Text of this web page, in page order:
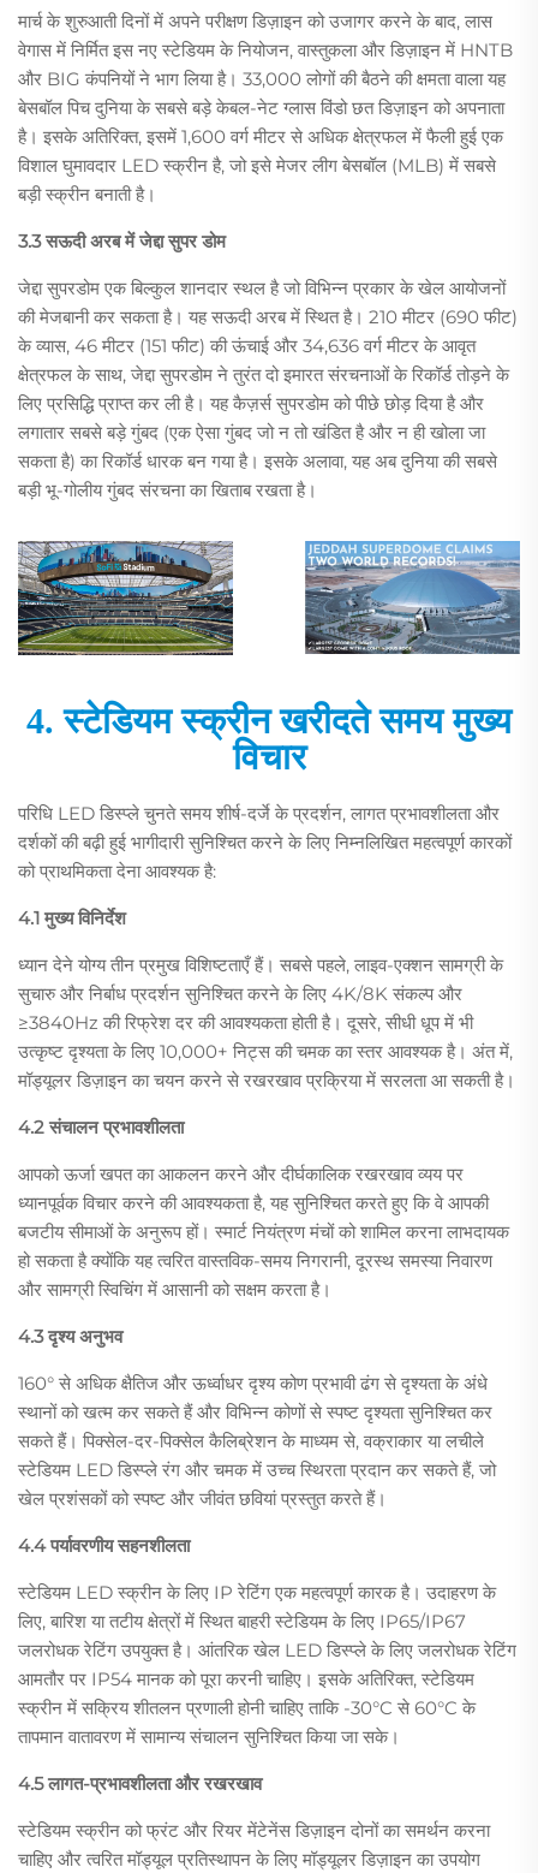
मार्च के शुरुआती दिनों में अपने परीक्षण डिज़ाइन को उजागर करने के बाद, लास
वेगास में निर्मित इस नए स्टेडियम के नियोजन, वास्तुकला और डिज़ाइन में HNTB
और BIG कंपनियों ने भाग लिया है। 33,000 लोगों की बैठने की क्षमता वाला यह
बेसबॉल पिच दुनिया के सबसे बड़े केबल-नेट ग्लास विंडो छत डिज़ाइन को अपनाता
है। इसके अतिरिक्त, इसमें 1,600 वर्ग मीटर से अधिक क्षेत्रफल में फैली हुई एक
विशाल घुमावदार LED स्क्रीन है, जो इसे मेजर लीग बेसबॉल (MLB) में सबसे
बड़ी स्क्रीन बनाती है।
3.3 सऊदी अरब में जेद्दा सुपर डोम
जेद्दा सुपरडोम एक बिल्कुल शानदार स्थल है जो विभिन्न प्रकार के खेल आयोजनों
की मेजबानी कर सकता है। यह सऊदी अरब में स्थित है। 210 मीटर (690 फीट)
के व्यास, 46 मीटर (151 फीट) की ऊंचाई और 34,636 वर्ग मीटर के आवृत
क्षेत्रफल के साथ, जेद्दा सुपरडोम ने तुरंत दो इमारत संरचनाओं के रिकॉर्ड तोड़ने के
लिए प्रसिद्धि प्राप्त कर ली है। यह कैज़र्स सुपरडोम को पीछे छोड़ दिया है और
लगातार सबसे बड़े गुंबद (एक ऐसा गुंबद जो न तो खंडित है और न ही खोला जा
सकता है) का रिकॉर्ड धारक बन गया है। इसके अलावा, यह अब दुनिया की सबसे
बड़ी भू-गोलीय गुंबद संरचना का खिताब रखता है।
4. स्टेडियम स्क्रीन खरीदते समय मुख्य
विचार
परिधि LED डिस्प्ले चुनते समय शीर्ष-दर्जे के प्रदर्शन, लागत प्रभावशीलता और
दर्शकों की बढ़ी हुई भागीदारी सुनिश्चित करने के लिए निम्नलिखित महत्वपूर्ण कारकों
को प्राथमिकता देना आवश्यक है:
4.1 मुख्य विनिर्देश
ध्यान देने योग्य तीन प्रमुख विशिष्टताएँ हैं। सबसे पहले, लाइव-एक्शन सामग्री के
सुचारु और निर्बाध प्रदर्शन सुनिश्चित करने के लिए 4K/8K संकल्प और
≥3840Hz की रिफ्रेश दर की आवश्यकता होती है। दूसरे, सीधी धूप में भी
उत्कृष्ट दृश्यता के लिए 10,000+ निट्स की चमक का स्तर आवश्यक है। अंत में,
मॉड्यूलर डिज़ाइन का चयन करने से रखरखाव प्रक्रिया में सरलता आ सकती है।
4.2 संचालन प्रभावशीलता
आपको ऊर्जा खपत का आकलन करने और दीर्घकालिक रखरखाव व्यय पर
ध्यानपूर्वक विचार करने की आवश्यकता है, यह सुनिश्चित करते हुए कि वे आपकी
बजटीय सीमाओं के अनुरूप हों। स्मार्ट नियंत्रण मंचों को शामिल करना लाभदायक
हो सकता है क्योंकि यह त्वरित वास्तविक-समय निगरानी, दूरस्थ समस्या निवारण
और सामग्री स्विचिंग में आसानी को सक्षम करता है।
4.3 दृश्य अनुभव
160° से अधिक क्षैतिज और ऊर्ध्वाधर दृश्य कोण प्रभावी ढंग से दृश्यता के अंधे
स्थानों को खत्म कर सकते हैं और विभिन्न कोणों से स्पष्ट दृश्यता सुनिश्चित कर
सकते हैं। पिक्सेल-दर-पिक्सेल कैलिब्रेशन के माध्यम से, वक्राकार या लचीले
स्टेडियम LED डिस्प्ले रंग और चमक में उच्च स्थिरता प्रदान कर सकते हैं, जो
खेल प्रशंसकों को स्पष्ट और जीवंत छवियां प्रस्तुत करते हैं।
4.4 पर्यावरणीय सहनशीलता
स्टेडियम LED स्क्रीन के लिए IP रेटिंग एक महत्वपूर्ण कारक है। उदाहरण के
लिए, बारिश या तटीय क्षेत्रों में स्थित बाहरी स्टेडियम के लिए IP65/IP67
जलरोधक रेटिंग उपयुक्त है। आंतरिक खेल LED डिस्प्ले के लिए जलरोधक रेटिंग
आमतौर पर IP54 मानक को पूरा करनी चाहिए। इसके अतिरिक्त, स्टेडियम
स्क्रीन में सक्रिय शीतलन प्रणाली होनी चाहिए ताकि -30°C से 60°C के
तापमान वातावरण में सामान्य संचालन सुनिश्चित किया जा सके।
4.5 लागत-प्रभावशीलता और रखरखाव
स्टेडियम स्क्रीन को फ्रंट और रियर मेंटेनेंस डिज़ाइन दोनों का समर्थन करना
चाहिए और त्वरित मॉड्यूल प्रतिस्थापन के लिए मॉड्यूलर डिज़ाइन का उपयोग